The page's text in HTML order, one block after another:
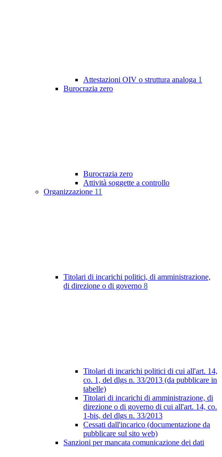
Attestazioni OIV o struttura analoga 1
Burocrazia zero
Burocrazia zero
Attività soggette a controllo
Organizzazione 11
Titolari di incarichi politici, di amministrazione,
di direzione o di governo 8
Titolari di incarichi politici di cui all'art. 14,
co. 1, del dlgs n. 33/2013 (da pubblicare in
tabelle)
Titolari di incarichi di amministrazione, di
direzione o di governo di cui all'art. 14, co.
1-bis, del dlgs n. 33/2013
Cessati dall'incarico (documentazione da
pubblicare sul sito web)
Sanzioni per mancata comunicazione dei dati